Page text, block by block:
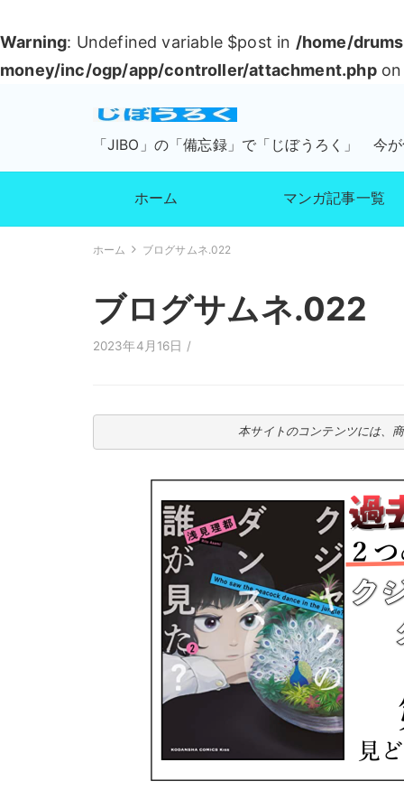
Warning: Undefined variable $post in /home/
money/inc/ogp/app/controller/attachment.phpon
「JIBO」の「備忘録」で「じぼうろく」 今
ホーム マンガ記事一覧
ホーム ブログサムネ.022
ブログサムネ.022
2023年4月16日 /
本サイトのコンテンツには、